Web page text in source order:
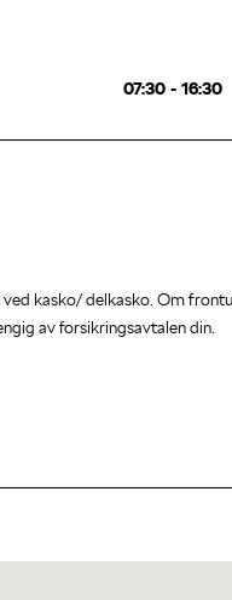
07:30 - 16:30
kasko/ delkasko. Om
av forsikringsavtalen din.